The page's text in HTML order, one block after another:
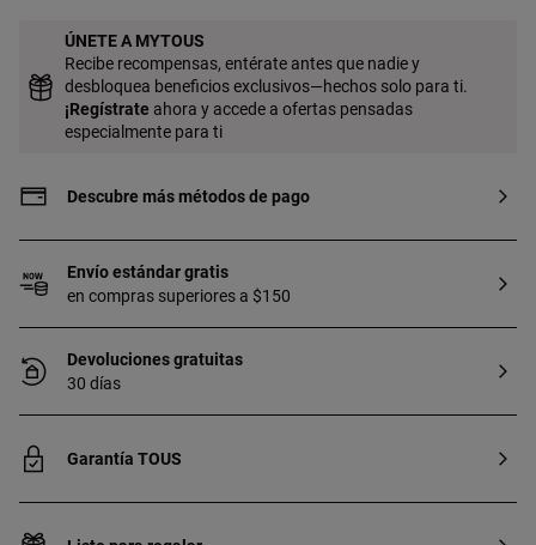
guardar y proteger tus gafas TOUS.
ÚNETE A MYTOUS
Recibe recompensas, entérate antes que nadie y
desbloquea beneficios exclusivos—hechos solo para ti.
¡Regístrate ahora y accede a ofertas pensadas
especialmente para ti
Descubre más métodos de pago
Envío estándar gratis
en compras superiores a $150
Devoluciones gratuitas
30 días
Garantía TOUS